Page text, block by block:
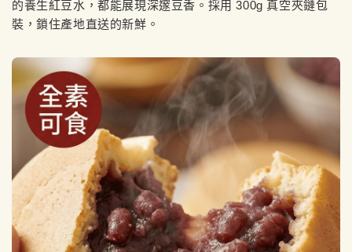
的養生紅豆水，都能展現深邃豆香。採用 300g 真空夾鏈包
裝，鎖住產地直送的新鮮。